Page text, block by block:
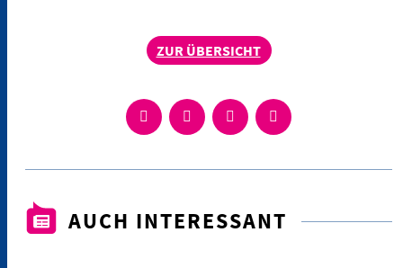
ZUR ÜBERSICHT
AUCH INTERESSANT